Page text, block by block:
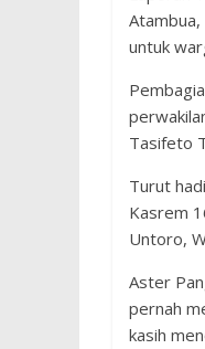
untuk
Tasifeto
Turut
Kasrem
Untoro,
Aster
pernah
kasih